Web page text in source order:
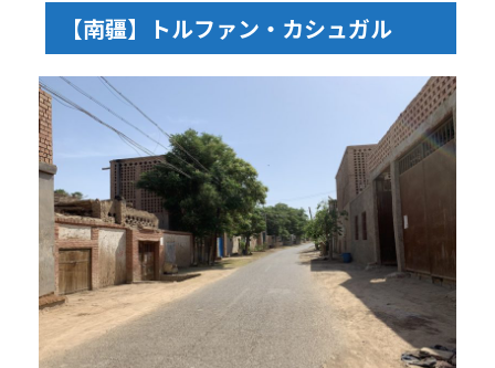
【南疆】トルファン・カシュガル